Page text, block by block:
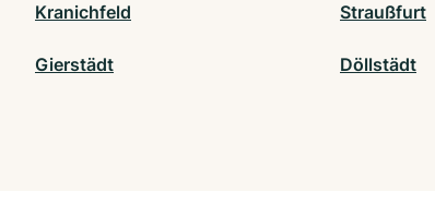
Kranichfeld Straußfurt
Gierstädt Döllstädt